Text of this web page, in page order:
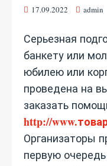
17.09.2022 admin
Серьезная
банкету или
юбилею или
проведена на
заказать
http://
Организаторы
первую